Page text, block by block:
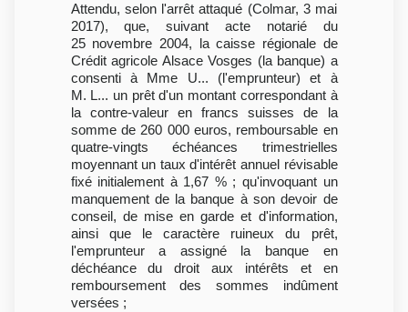
Attendu, selon l'arrêt attaqué (Colmar, 3 mai
2017), que, suivant acte notarié du
25 novembre 2004, la caisse régionale de
Crédit agricole Alsace Vosges (la banque) a
consenti à Mme U... (l'emprunteur) et à
M. L... un prêt d'un montant correspondant à
la contre-valeur en francs suisses de la
somme de 260 000 euros, remboursable en
quatre-vingts échéances trimestrielles
moyennant un taux d'intérêt annuel révisable
fixé initialement à 1,67 % ; qu'invoquant un
manquement de la banque à son devoir de
conseil, de mise en garde et d'information,
ainsi que le caractère ruineux du prêt,
l'emprunteur a assigné la banque en
déchéance du droit aux intérêts et en
remboursement des sommes indûment
versées ;